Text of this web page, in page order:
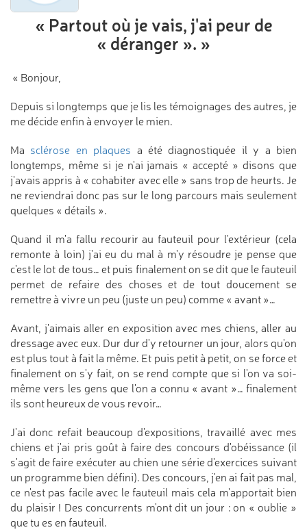
« Partout où je vais, j'ai peur de
« déranger ». »
« Bonjour,
Depuis si longtemps que je lis les témoignages des autres, je
me décide enfin à envoyer le mien.
Ma sclérose en plaques a été diagnostiquée il y a bien
longtemps, même si je n'ai jamais « accepté » disons que
j'avais appris à « cohabiter avec elle » sans trop de heurts. Je
ne reviendrai donc pas sur le long parcours mais seulement
quelques « détails ».
Quand il m'a fallu recourir au fauteuil pour l'extérieur (cela
remonte à loin) j'ai eu du mal à m'y résoudre je pense que
c'est le lot de tous… et puis finalement on se dit que le fauteuil
permet de refaire des choses et de tout doucement se
remettre à vivre un peu (juste un peu) comme « avant »…
Avant, j'aimais aller en exposition avec mes chiens, aller au
dressage avec eux. Dur dur d'y retourner un jour, alors qu'on
est plus tout à fait la même. Et puis petit à petit, on se force et
finalement on s'y fait, on se rend compte que si l'on va soi-
même vers les gens que l'on a connu « avant »… finalement
ils sont heureux de vous revoir…
J'ai donc refait beaucoup d'expositions, travaillé avec mes
chiens et j'ai pris goût à faire des concours d'obéissance (il
s'agit de faire exécuter au chien une série d'exercices suivant
un programme bien défini). Des concours, j'en ai fait pas mal,
ce n'est pas facile avec le fauteuil mais cela m'apportait bien
du plaisir ! Des concurrents m'ont dit un jour : on « oublie »
que tu es en fauteuil.